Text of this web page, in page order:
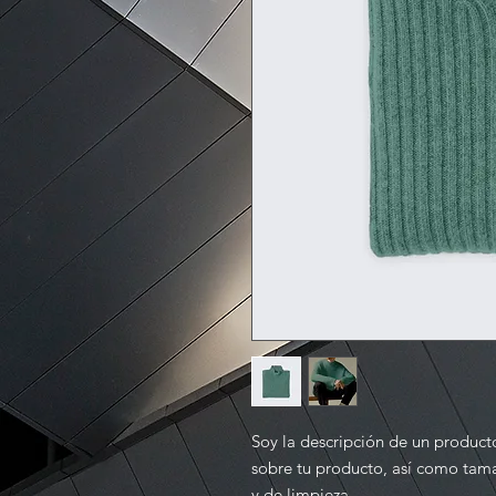
Soy la descripción de un
sobre tu producto, así como